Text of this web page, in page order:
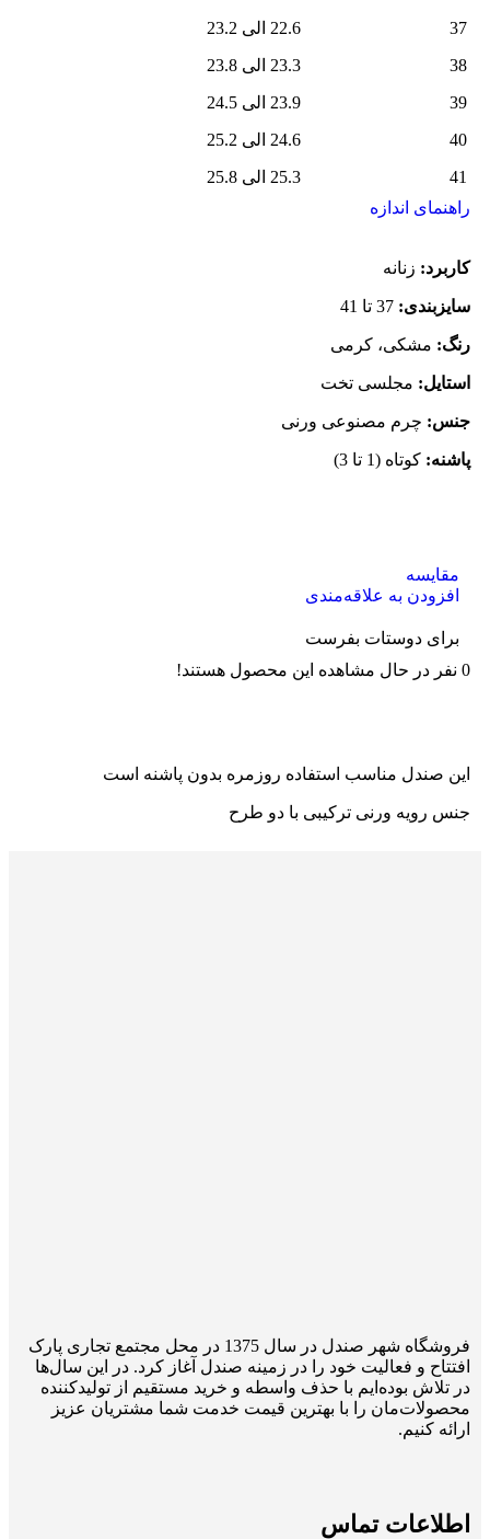
37
22.6 الی 23.2
38
23.3 الی 23.8
39
23.9 الی 24.5
40
24.6 الی 25.2
41
25.3 الی 25.8
راهنمای اندازه
کاربرد: زنانه
سایزبندی:
رنگ: مشکی، کرمی
استایل: مجلسی تخت
جنس: چرم مصنوعی ورنی
پاشنه: کوتاه (1 تا 3)
مقایسه
افزودن به علاقه‌مندی
برای دوستات بفرست
0 نفر در حال مشاهده این محصول هستند!
این صندل مناسب استفاده روزمره بدون پاشنه است
جنس رویه ورنی ترکیبی با دو طرح
فروشگاه شهر صندل در سال 1375 در محل مجتمع تجاری پارک
افتتاح و فعالیت خود را در زمینه صندل آغاز کرد. در این سال‌ها
در تلاش بوده‌ایم با حذف واسطه و خرید مستقیم از تولیدکننده
محصولات‌مان را با بهترین قیمت خدمت شما مشتریان عزیز
ارائه کنیم.
اطلاعات تماس